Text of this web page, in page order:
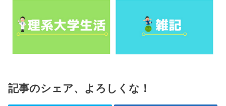
記事のシェア、よろしくな！